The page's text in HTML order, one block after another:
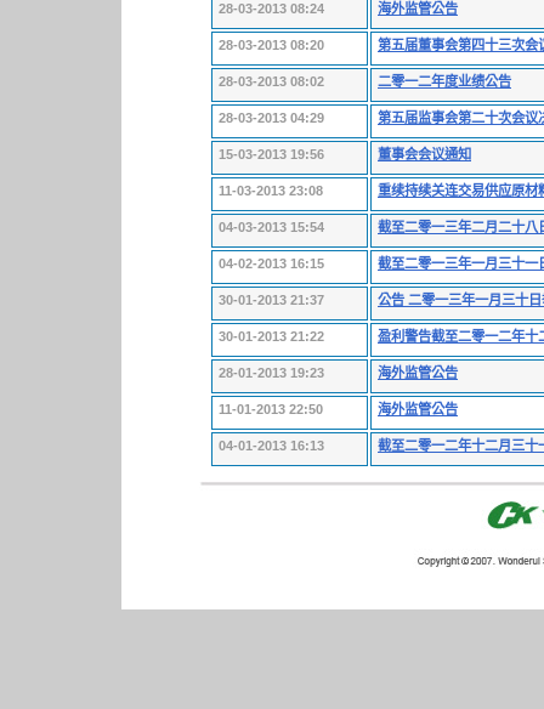
28-03-2013 08:24 海外监管公告
28-03-2013 08:20 第五届董事会第四十三次会
28-03-2013 08:02 二零一二年度业绩公告
28-03-2013 04:29 第五届监事会第二十次会议
15-03-2013 19:56 董事会会议通知
11-03-2013 23:08 重续持续关连交易供应原材
04-03-2013 15:54 截至二零一三年二月二十八
04-02-2013 16:15 截至二零一三年一月三十一
30-01-2013 21:37 公告 二零一三年一月三十
30-01-2013 21:22 盈利警告截至二零一二年十
28-01-2013 19:23 海外监管公告
11-01-2013 22:50 海外监管公告
04-01-2013 16:13 截至二零一二年十二月三十